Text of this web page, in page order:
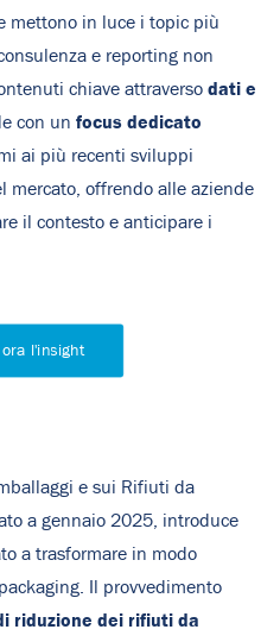
mettono in luce i topic più
e reporting non
chiave attraverso dati e
con un focus dedicato
ai più recenti sviluppi
mercato, offrendo alle aziende
il contesto e anticipare i
l'insight
e sui Rifiuti da
a gennaio 2025, introduce
a trasformare in modo
Il provvedimento
riduzione dei rifiuti da